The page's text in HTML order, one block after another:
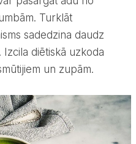
Turklāt
sadedzina daudz
diētiskā uzkoda
un zupām.